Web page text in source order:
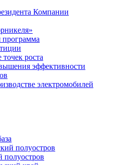
Компании
программа
роста
эффективности
электромобилей
полуостров
полуостров